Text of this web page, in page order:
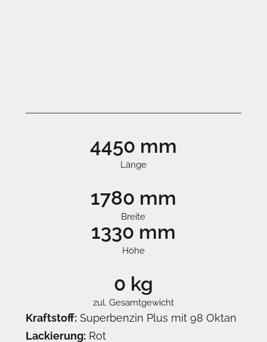
4450 mm
Länge
1780 mm
Breite
1330 mm
Höhe
0 kg
zul. Gesamtgewicht
Kraftstoff:Superbenzin Plus mit 98 Oktan
Lackierung:Rot